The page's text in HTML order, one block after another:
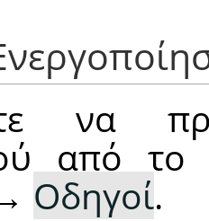
να
από το
Οδηγοί.